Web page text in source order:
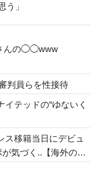
」
んの◯◯www
判員らを性接待
テッドの“ゆないく
ス移籍当日にデビュ
気づく..【海外の反